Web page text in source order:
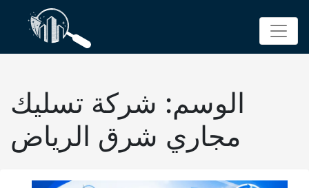
الوسم: شركة تسليك
مجاري شرق الرياض